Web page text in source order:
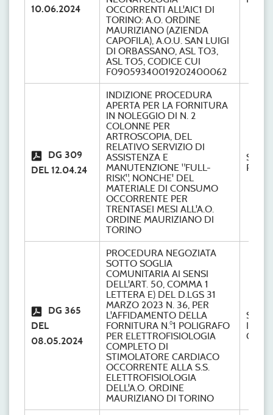
10.06.2024
OCCORRENTI ALL'AIC1 DI
TORINO: A.O. ORDINE
MAURIZIANO (AZIENDA
CAPOFILA), A.O.U. SAN LUIGI
DI ORBASSANO, ASL TO3,
ASL TO5, CODICE CUI
F09059340019202400062
DG 309
DEL 12.04.24
INDIZIONE PROCEDURA
APERTA PER LA FORNITURA
IN NOLEGGIO DI N. 2
COLONNE PER
ARTROSCOPIA, DEL
RELATIVO SERVIZIO DI
ASSISTENZA E
MANUTENZIONE "FULL-
RISK", NONCHE' DEL
MATERIALE DI CONSUMO
OCCORRENTE PER
TRENTASEI MESI ALL'A.O.
ORDINE MAURIZIANO DI
TORINO
S.C.
DG 365
DEL
08.05.2024
PROCEDURA NEGOZIATA
SOTTO SOGLIA
COMUNITARIA AI SENSI
DELL'ART. 50, COMMA 1
LETTERA E) DEL D.LGS 31
MARZO 2023 N. 36, PER
L'AFFIDAMENTO DELLA
FORNITURA N.°1 POLIGRAFO
PER ELETTROFISIOLOGIA
COMPLETO DI
STIMOLATORE CARDIACO
OCCORRENTE ALLA S.S.
ELETTROFISIOLOGIA
DELL'A.O. ORDINE
MAURIZIANO DI TORINO
S.S